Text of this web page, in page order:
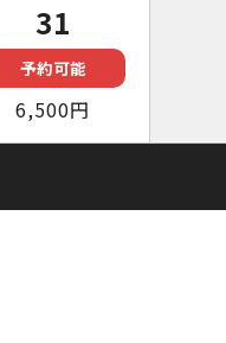
31
予約可能
6,500円